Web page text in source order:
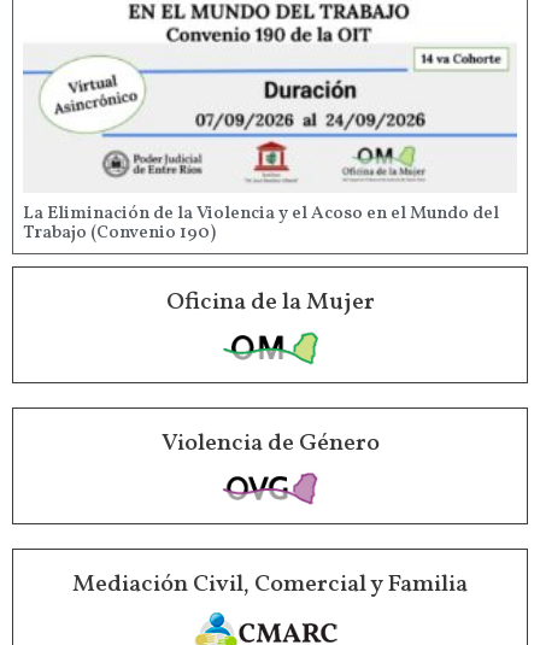
La Eliminación de la Violencia y el Acoso en el Mundo del
Trabajo (Convenio 190)
Oficina de la Mujer
Violencia de Género
Mediación Civil, Comercial y Familia